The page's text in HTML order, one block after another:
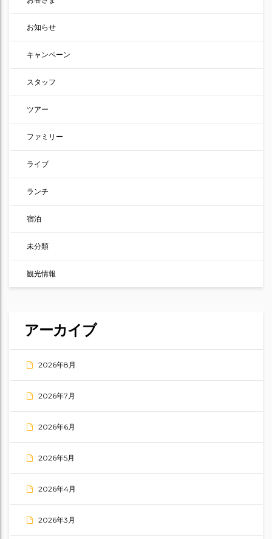
お知らせ
キャンペーン
スタッフ
ツアー
ファミリー
ライブ
ランチ
宿泊
未分類
観光情報
アーカイブ
2026年8月
2026年7月
2026年6月
2026年5月
2026年4月
2026年3月